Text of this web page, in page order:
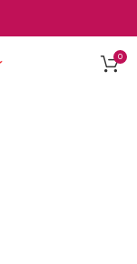
0